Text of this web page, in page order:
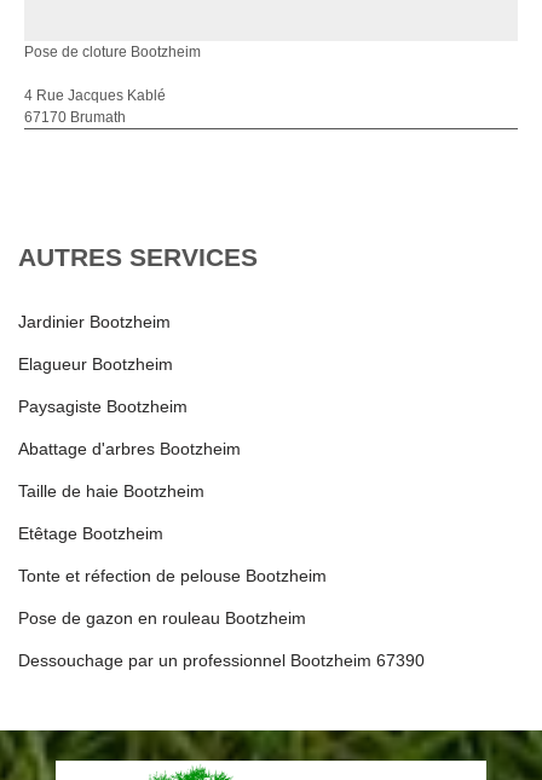
Pose de cloture Bootzheim
4 Rue Jacques Kablé
67170 Brumath
AUTRES SERVICES
Jardinier Bootzheim
Elagueur Bootzheim
Paysagiste Bootzheim
Abattage d'arbres Bootzheim
Taille de haie Bootzheim
Etêtage Bootzheim
Tonte et réfection de pelouse Bootzheim
Pose de gazon en rouleau Bootzheim
Dessouchage par un professionnel Bootzheim 67390